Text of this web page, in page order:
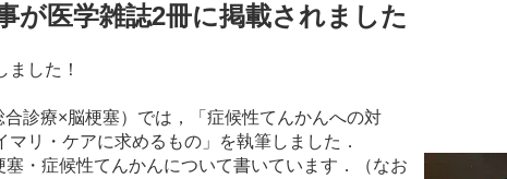
が医学雑誌2冊に掲載されました
した！
診療×脳梗塞）では，「症候性てんかんへの対
リ・ケアに求めるもの」を執筆しました．
・症候性てんかんについて書いています．（なお